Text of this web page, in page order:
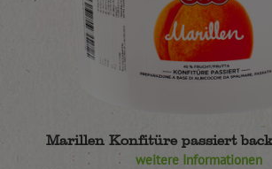
Marillen Konfitüre passiert
weitere Informationen